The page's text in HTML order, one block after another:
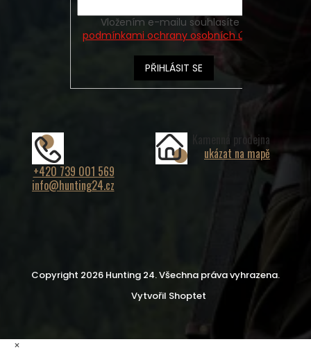
podmínkami ochrany osobních údajů
PŘIHLÁSIT SE
+420 739 001 569
info@hunting24.cz
Kamenná prodejna
ukázat na mapě
Vytvořil Shoptet
Copyright 2026 Hunting 24. Všechna práva vyhrazena.
×